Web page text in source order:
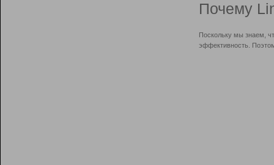
Почему
Поскольку мы знаем,
эффективность.